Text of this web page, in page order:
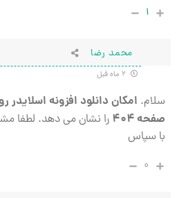
۱
محمد رضا
سلام. امکان دانلود افزونه
صفحه ۴۰۴
را نشان می دهد. لطفا
با سپاس
۰